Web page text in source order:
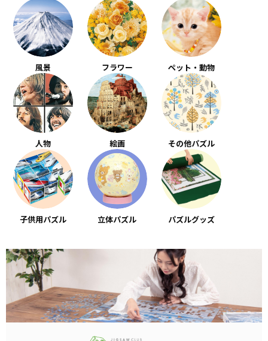
風景 フラワー ペット・動物
人物 絵画 その他パズル
子供用パズル 立体パズル パズルグッズ